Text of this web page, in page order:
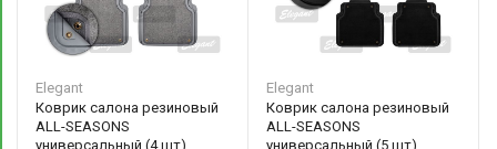
Elegant
Коврик салона резиновый
ALL-SEASONS
универсальный (4 шт)
Elegant
Коврик салона резиновый
ALL-SEASONS
универсальный (5 шт)